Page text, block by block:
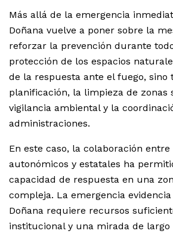
Más allá de la emergencia
Doñana vuelve a poner sobre la
reforzar la prevención durante
protección de los espacios
de la respuesta ante el fuego, sino
planificación, la limpieza de zonas
vigilancia ambiental y la
administraciones.
En este caso, la colaboración entre
autonómicos y estatales ha
capacidad de respuesta en una
compleja. La emergencia
Doñana requiere recursos
institucional y una mirada de largo